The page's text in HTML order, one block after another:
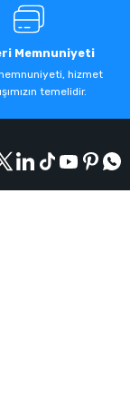
Memnuniyeti
hizmet
temelidir.